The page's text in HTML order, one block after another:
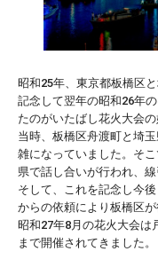
昭和25年、東京都板橋区
記念して翌年の昭和26年
たのがいたばし花火大会の
当時、板橋区舟渡町と埼
雑になっていました。そ
県で話し合いが行われ、線
そして、これを記念し今
からの依頼により板橋区
昭和27年8月の花火大会は
まで開催されてきました。